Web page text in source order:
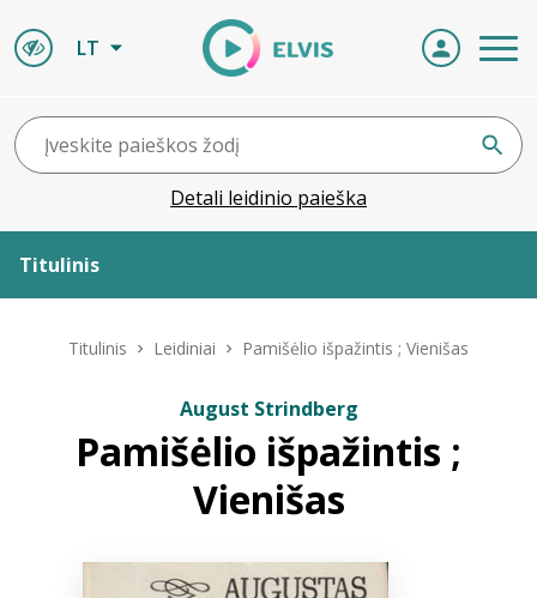
LT
Detali leidinio paieška
Titulinis
ELVIS atvyksta
Titulinis Leidiniai Pamišėlio išpažintis ; Vienišas
August Strindberg
Pamišėlio išpažintis ;
Vienišas